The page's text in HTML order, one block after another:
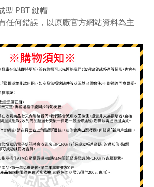
型 PBT 鍵帽
任何錯誤，以原廠官方網站資料為主